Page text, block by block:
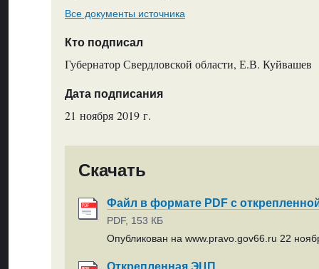
Все документы источника
Кто подписал
Губернатор Свердловской области, Е.В. Куйвашев
Дата подписания
21 ноября 2019 г.
Скачать
Файл в формате PDF с
PDF, 153 КБ
Опубликован на www.pravo.gov66.ru 22
Открепленная ЭЦП